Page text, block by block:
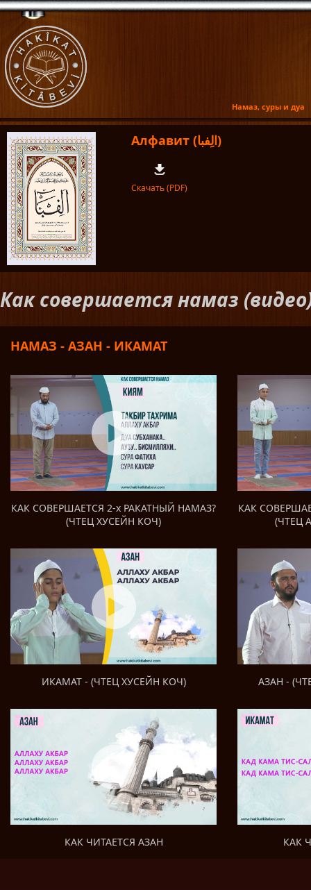
Намаз, суры и дуа
Алфавит (الِفبا)
Скачать (PDF)
Как совершается намаз
НАМАЗ - AЗAН - ИКАМАТ
КАК СОВЕРШАЕТСЯ 2-х РАКАТНЫЙ НАМАЗ?
(ЧТЕЦ ХУСЕЙН КОЧ)
КАК
(ЧТЕЦ
ИКАМАТ - (ЧТЕЦ ХУСЕЙН КОЧ) AЗAН -
КАК ЧИТАЕТСЯ АЗАН КАК